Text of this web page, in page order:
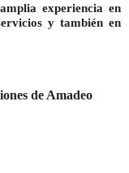
experiencia en
y también en
de Amadeo